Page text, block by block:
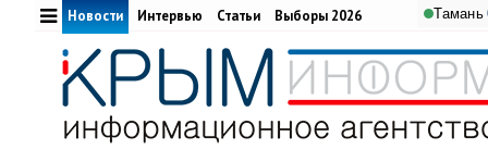
Тамань
Новости Интервью Статьи Выборы 2026